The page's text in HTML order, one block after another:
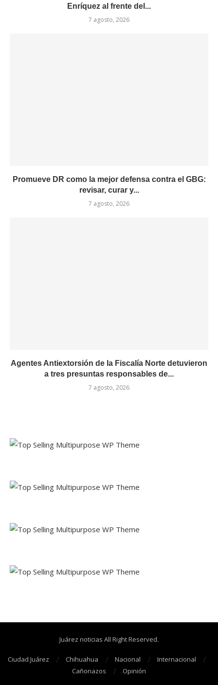
Enríquez al frente del...
7 agosto, 2026
Promueve DR como la mejor defensa contra el GBG:
revisar, curar y...
7 agosto, 2026
Agentes Antiextorsión de la Fiscalía Norte detuvieron
a tres presuntas responsables de...
7 agosto, 2026
Juárez noticias All Right Reserved.
Ciudad Juárez Chihuahua Nacional
Internacional
Cañonazos
Opinión